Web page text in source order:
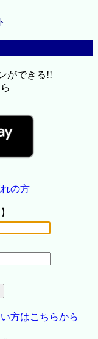
ができる!!
の方
方はこちらから